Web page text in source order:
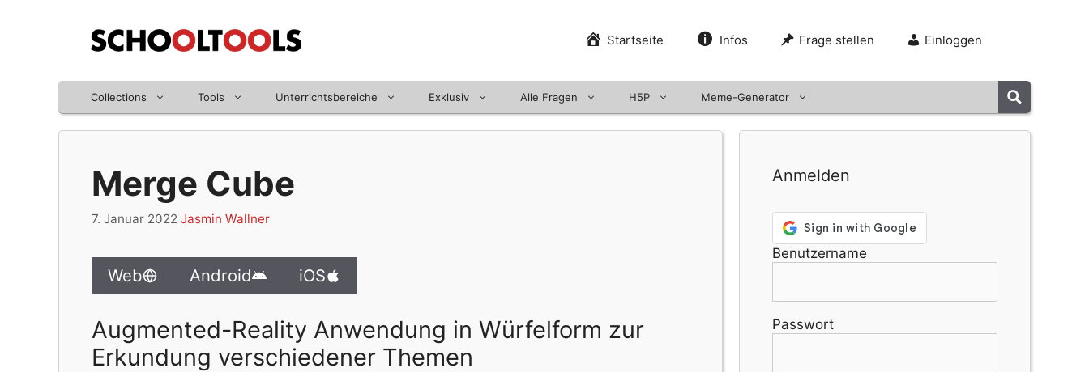
Startseite Infos Frage stellen Einloggen
Collections Tools Unterrichtsbereiche Exklusiv Alle Fragen H5P Meme-Generator
Merge Cube
7. Januar 2022 Jasmin Wallner
Web Android iOS
Augmented-Reality Anwendung in Würfelform zur
Erkundung verschiedener Themen
Anmelden
Benutzername
Passwort